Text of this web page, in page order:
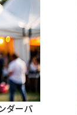
ダーパ